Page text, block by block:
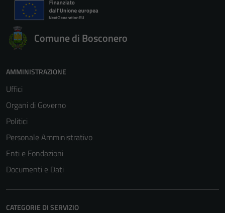
Comune di Bosconero
AMMINISTRAZIONE
Uffici
Organi di Governo
Politici
Personale Amministrativo
Enti e Fondazioni
Documenti e Dati
CATEGORIE DI SERVIZIO